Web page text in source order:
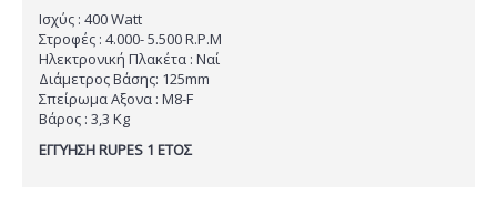
Ισχύς : 400 Watt
Στροφές : 4.000- 5.500 R.P.M
Ηλεκτρονική Πλακέτα : Ναί
Διάμετρος Βάσης: 125mm
Σπείρωμα Αξονα : Μ8-F
Βάρος : 3,3 Kg
ΕΓΓΥΗΣΗ RUPES 1 ΕΤΟΣ